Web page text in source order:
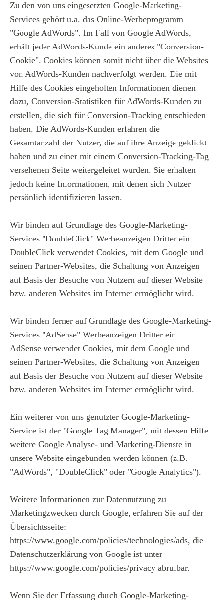
Zu den von uns eingesetzten Google-Marketing-
Services gehört u.a. das Online-Werbeprogramm
"Google AdWords". Im Fall von Google AdWords,
erhält jeder AdWords-Kunde ein anderes "Conversion-
Cookie". Cookies können somit nicht über die Websites
von AdWords-Kunden nachverfolgt werden. Die mit
Hilfe des Cookies eingeholten Informationen dienen
dazu, Conversion-Statistiken für AdWords-Kunden zu
erstellen, die sich für Conversion-Tracking entschieden
haben. Die AdWords-Kunden erfahren die
Gesamtanzahl der Nutzer, die auf ihre Anzeige geklickt
haben und zu einer mit einem Conversion-Tracking-Tag
versehenen Seite weitergeleitet wurden. Sie erhalten
jedoch keine Informationen, mit denen sich Nutzer
persönlich identifizieren lassen.
Wir binden auf Grundlage des Google-Marketing-
Services "DoubleClick" Werbeanzeigen Dritter ein.
DoubleClick verwendet Cookies, mit dem Google und
seinen Partner-Websites, die Schaltung von Anzeigen
auf Basis der Besuche von Nutzern auf dieser Website
bzw. anderen Websites im Internet ermöglicht wird.
Wir binden ferner auf Grundlage des Google-Marketing-
Services "AdSense" Werbeanzeigen Dritter ein.
AdSense verwendet Cookies, mit dem Google und
seinen Partner-Websites, die Schaltung von Anzeigen
auf Basis der Besuche von Nutzern auf dieser Website
bzw. anderen Websites im Internet ermöglicht wird.
Ein weiterer von uns genutzter Google-Marketing-
Service ist der "Google Tag Manager", mit dessen Hilfe
weitere Google Analyse- und Marketing-Dienste in
unsere Website eingebunden werden können (z.B.
"AdWords", "DoubleClick" oder "Google Analytics").
Weitere Informationen zur Datennutzung zu
Marketingzwecken durch Google, erfahren Sie auf der
Übersichtsseite:
https://www.google.com/policies/technologies/ads, die
Datenschutzerklärung von Google ist unter
https://www.google.com/policies/privacy abrufbar.
Wenn Sie der Erfassung durch Google-Marketing-